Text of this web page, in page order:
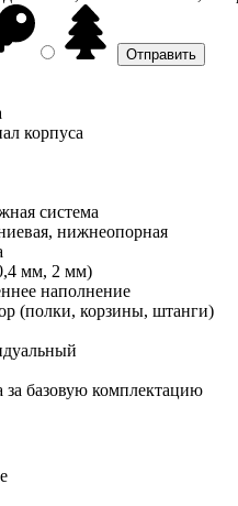
корпуса
система
нижнеопорная
мм, 2 мм)
наполнение
(полки, корзины, штанги)
за базовую комплектацию